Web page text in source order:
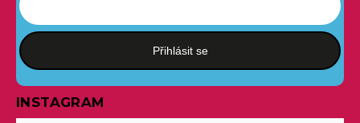
Přihlásit se
INSTAGRAM